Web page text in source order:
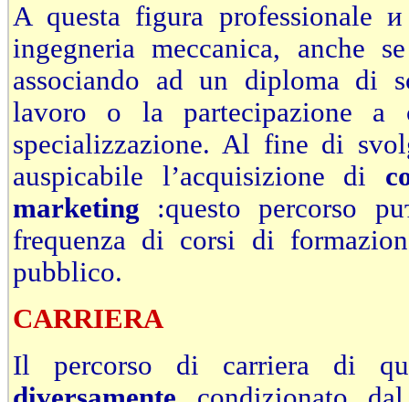
A questa figura professionale
ingegneria meccanica, anche
associando ad un diploma di
lavoro o la partecipazione a
specializzazione. Al fine di
auspicabile l’acquisizione di
marketing :questo percorso
frequenza di corsi di
pubblico.
CARRIERA
Il percorso di carriera di